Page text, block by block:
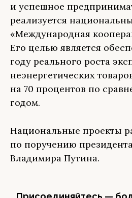
и успешное
реализуется
«Международная
Его целью является
году реального роста
неэнергетических
на 70 процентов по
годом.
Национальные проекты
по поручению
Владимира Путина.